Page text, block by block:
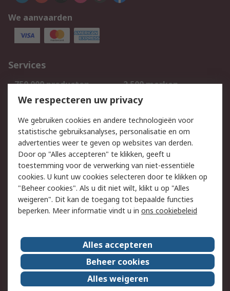
We aanvaarden
Services
750.000 producten
2.500 merken
Bestellen
Inkoopoplossingen
Track & Trace
Wettelijk
Cookiebeleid
Email veiligheid
Privacybeleid
Websitevoorwaarden
Algemene
verkoopvoorwaarden
Over RS
RS Group
Over ons
RS wereldwijd
Werken bij RS
ESG
We respecteren uw privacy
We gebruiken cookies en andere technologieën voor
statistische gebruiksanalyses, personalisatie en om
advertenties weer te geven op websites van derden.
Door op "Alles accepteren" te klikken, geeft u
toestemming voor de verwerking van niet-essentiële
cookies. U kunt uw cookies selecteren door te klikken op
"Beheer cookies". Als u dit niet wilt, klikt u op "Alles
weigeren". Dit kan de toegang tot bepaalde functies
beperken. Meer informatie vindt u in ons cookiebeleid
Alles accepteren
Beheer cookies
Alles weigeren